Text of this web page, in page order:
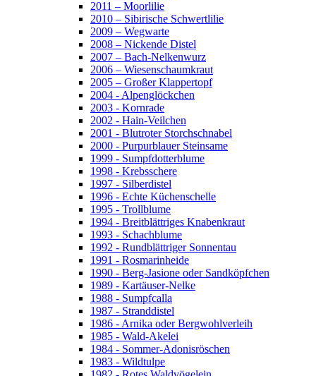
2011 – Moorlilie
2010 – Sibirische Schwertlilie
2009 – Wegwarte
2008 – Nickende Distel
2007 – Bach-Nelkenwurz
2006 – Wiesenschaumkraut
2005 – Großer Klappertopf
2004 - Alpenglöckchen
2003 - Kornrade
2002 - Hain-Veilchen
2001 - Blutroter Storchschnabel
2000 - Purpurblauer Steinsame
1999 - Sumpfdotterblume
1998 - Krebsschere
1997 - Silberdistel
1996 - Echte Küchenschelle
1995 - Trollblume
1994 - Breitblättriges Knabenkraut
1993 - Schachblume
1992 - Rundblättriger Sonnentau
1991 - Rosmarinheide
1990 - Berg-Jasione oder Sandköpfchen
1989 - Kartäuser-Nelke
1988 - Sumpfcalla
1987 - Stranddistel
1986 - Arnika oder Bergwohlverleih
1985 - Wald-Akelei
1984 - Sommer-Adonisröschen
1983 - Wildtulpe